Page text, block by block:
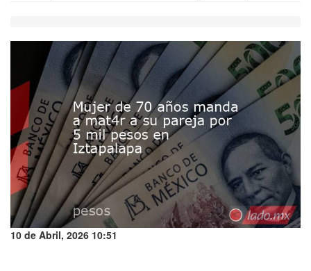
10 de Abril, 2026 10:51